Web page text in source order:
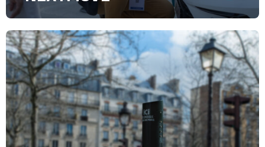
Offrir une visibilité stratégique au
Relations Presse
Green Tech
Industrie, intralogistique & Services
B2B
Syndicats et groupements
Transport, Logistique